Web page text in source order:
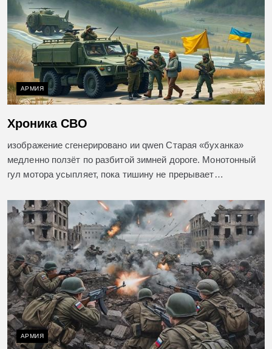
АРМИЯ
Хроника СВО
изображение сгенерировано ии qwen Старая «буханка»
медленно ползёт по разбитой зимней дороге. Монотонный
гул мотора усыпляет, пока тишину не прерывает…
АРМИЯ